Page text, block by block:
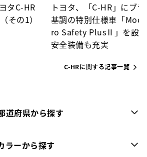
タC-HR
その1）
トヨタ、「C-HR」にブ
基調の特別仕様車「
ro Safety PlusⅡ」を設
安全装備も充実
C-HRに関する記事一覧
道府県から探す
ラーから探す